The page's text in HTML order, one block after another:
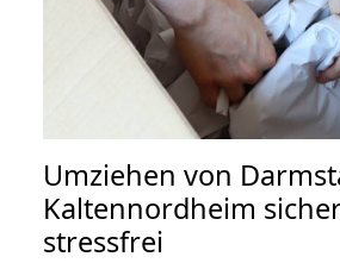
Umziehen von
Kaltennordheim
stressfrei